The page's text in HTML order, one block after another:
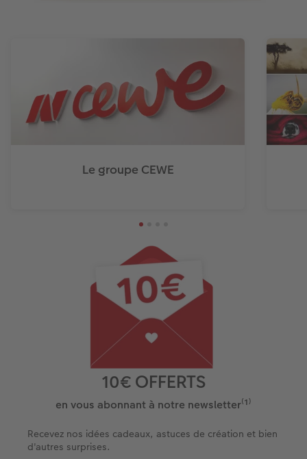
Le groupe CEWE
10€ OFFERTS
en vous abonnant à notre newsletter⁽¹⁾
Recevez nos idées cadeaux, astuces de création et bien
d'autres surprises.